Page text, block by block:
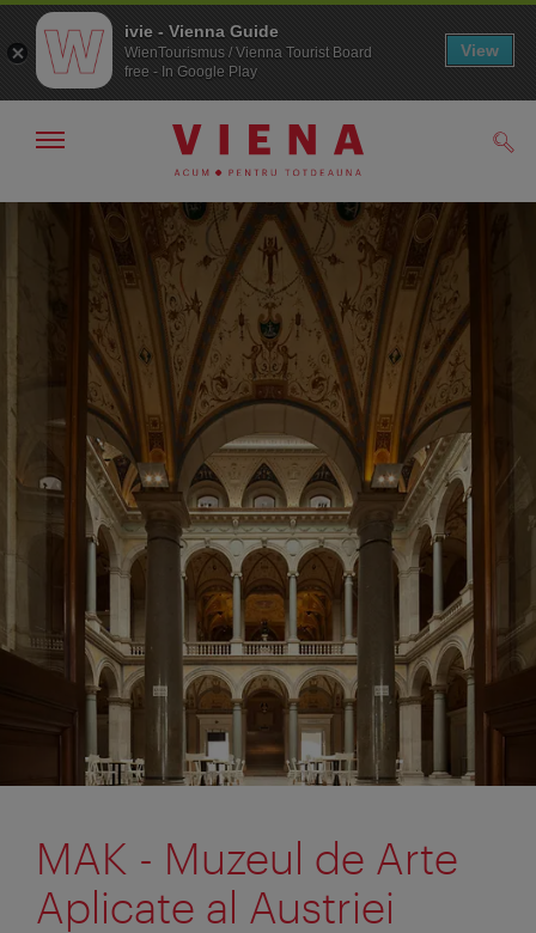
Către
Către
Arată/ascunde
MAK - Muzeul de Arte
Aplicate al Austriei
ivie - Vienna Guide
WienTourismus / Vienna Tourist Board
free - In Google Play
View